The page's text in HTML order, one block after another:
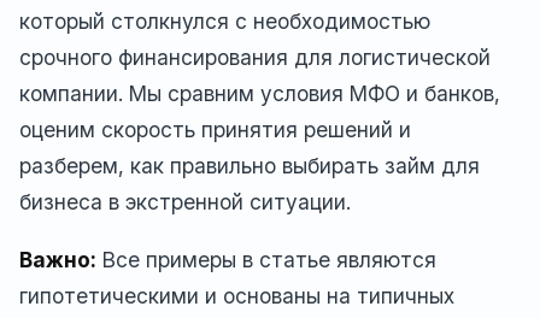
который столкнулся с необходимостью
срочного финансирования для логистической
компании. Мы сравним условия МФО и банков,
оценим скорость принятия решений и
разберем, как правильно выбирать займ для
бизнеса в экстренной ситуации.
Важно: Все примеры в статье являются
гипотетическими и основаны на типичных